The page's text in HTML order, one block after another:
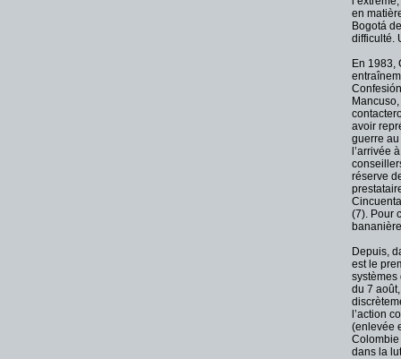
en
Bogotá
difficulté.
En 1983,
avoir
guerre
l’arrivée
réserve
(7). Pour
Depuis,
est le
systèmes
du 7
l’action
(enlevée
Colombie
dans la